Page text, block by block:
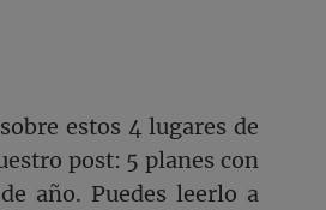
estos 4 lugares de
post: 5 planes con
año. Puedes leerlo a